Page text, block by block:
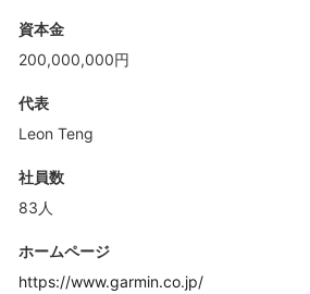
資本金
200,000,000円
代表
Leon Teng
社員数
83人
ホームページ
https://www.garmin.co.jp/